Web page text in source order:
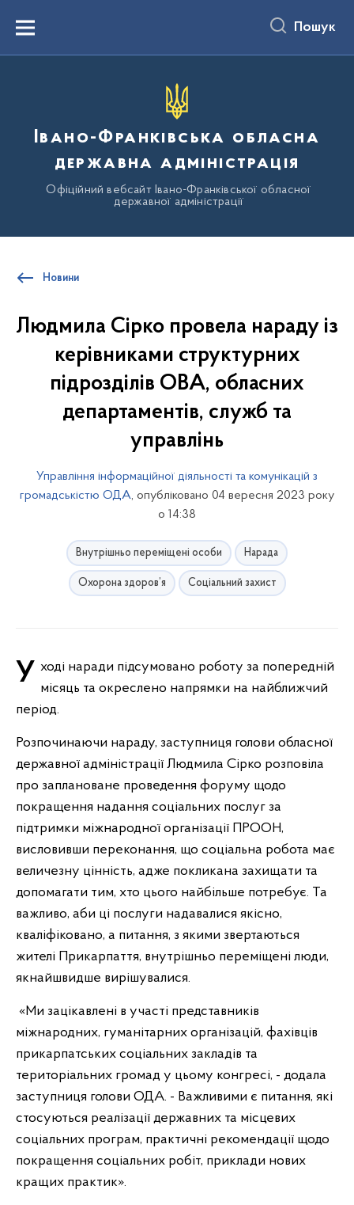
вмістуMenu Пошук
Івано-Франківська обласна
державна адміністрація
Офіційний вебсайт Івано-Франківської обласної
державної адміністрації
Новини
Людмила Сірко провела нараду із
керівниками структурних
підрозділів ОВА, обласних
департаментів, служб та
управлінь
Управління інформаційної діяльності та комунікацій з
громадськістю ОДА, опубліковано 04 вересня 2023 року
о 14:38
Внутрішньо переміщені особи Нарада
Охорона здоров’я Соціальний захист
У ході наради підсумовано роботу за попередній місяць та окреслено напрямки на найближчий
період.
Розпочинаючи нараду, заступниця голови обласної
державної адміністрації Людмила Сірко розповіла
про заплановане проведення форуму щодо
покращення надання соціальних послуг за
підтримки міжнародної організації ПРООН,
висловивши переконання, що соціальна робота має
величезну цінність, адже покликана захищати та
допомагати тим, хто цього найбільше потребує. Та
важливо, аби ці послуги надавалися якісно,
кваліфіковано, а питання, з якими звертаються
жителі Прикарпаття, внутрішньо переміщені люди,
якнайшвидше вирішувалися.
«Ми зацікавлені в участі представників
міжнародних, гуманітарних організацій, фахівців
прикарпатських соціальних закладів та
територіальних громад у цьому конгресі, - додала
заступниця голови ОДА. - Важливими є питання, які
стосуються реалізації державних та місцевих
соціальних програм, практичні рекомендації щодо
покращення соціальних робіт, приклади нових
кращих практик».